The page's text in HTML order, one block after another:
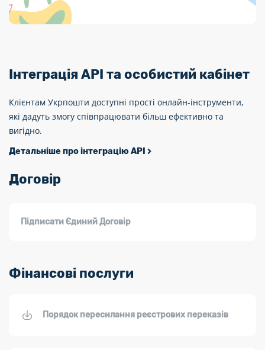
Інтеграція АРІ та особистий кабінет
Клієнтам Укрпошти доступні прості онлайн-інструменти,
які дадуть змогу співпрацювати більш ефективно та
вигідно.
Детальніше про інтеграцію АРІ
Договір
Підписати Єдиний Договір
Фінансові послуги
Порядок пересилання реєстрових переказів